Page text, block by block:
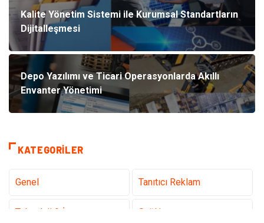
Kalite Yönetim Sistemi ile Kurumsal Standartların
Dijitalleşmesi
Depo Yazılımı ve Ticari Operasyonlarda Akıllı
Envanter Yönetimi
KATEGORILER
Genel Tanıtıcı Reklam
Teknoloji & İnternet Sağlık